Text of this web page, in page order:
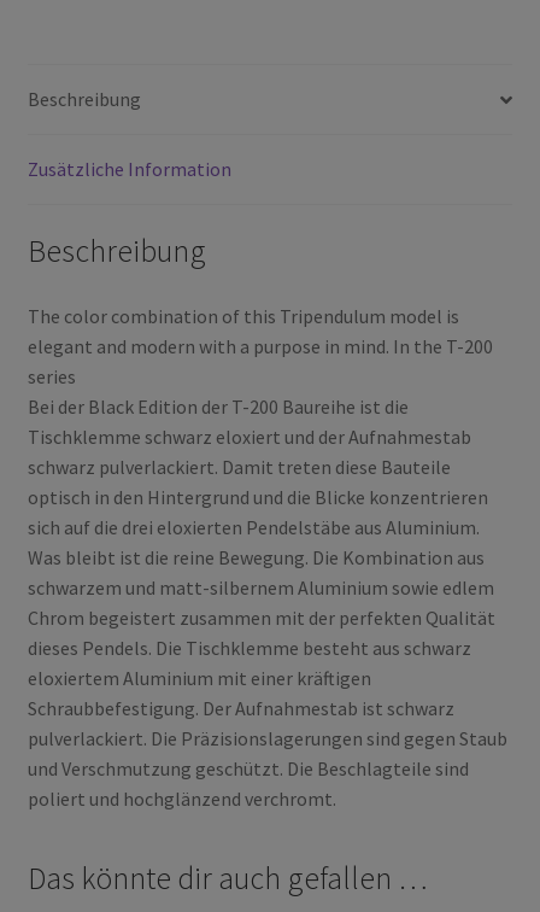
Beschreibung
Zusätzliche Information
Beschreibung
The color combination of this Tripendulum model is
elegant and modern with a purpose in mind. In the T-200
series
Bei der Black Edition der T-200 Baureihe ist die
Tischklemme schwarz eloxiert und der Aufnahmestab
schwarz pulverlackiert. Damit treten diese Bauteile
optisch in den Hintergrund und die Blicke konzentrieren
sich auf die drei eloxierten Pendelstäbe aus Aluminium.
Was bleibt ist die reine Bewegung. Die Kombination aus
schwarzem und matt-silbernem Aluminium sowie edlem
Chrom begeistert zusammen mit der perfekten Qualität
dieses Pendels. Die Tischklemme besteht aus schwarz
eloxiertem Aluminium mit einer kräftigen
Schraubbefestigung. Der Aufnahmestab ist schwarz
pulverlackiert. Die Präzisionslagerungen sind gegen Staub
und Verschmutzung geschützt. Die Beschlagteile sind
poliert und hochglänzend verchromt.
Das könnte dir auch gefallen …